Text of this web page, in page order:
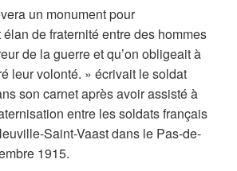
un monument pour
de fraternité entre des hommes
de la guerre et qu’on obligeait à
leur volonté. » écrivait le soldat
son carnet après avoir assisté à
entre les soldats français
Saint-Vaast dans le Pas-de-
1915.